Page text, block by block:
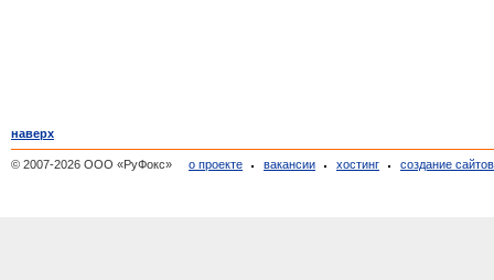
наверх
© 2007-2026 ООО «РуФокс» о проекте вакансии хостинг создание сайтов